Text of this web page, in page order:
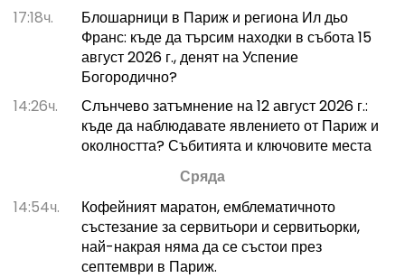
17:18ч.
Блошарници в Париж и региона Ил дьо
Франс: къде да търсим находки в събота 15
август 2026 г., денят на Успение
Богородично?
14:26ч.
Слънчево затъмнение на 12 август 2026 г.:
къде да наблюдавате явлението от Париж и
околността? Събитията и ключовите места
Сряда
14:54ч.
Кофейният маратон, емблематичното
състезание за сервитьори и сервитьорки,
най-накрая няма да се състои през
септември в Париж.